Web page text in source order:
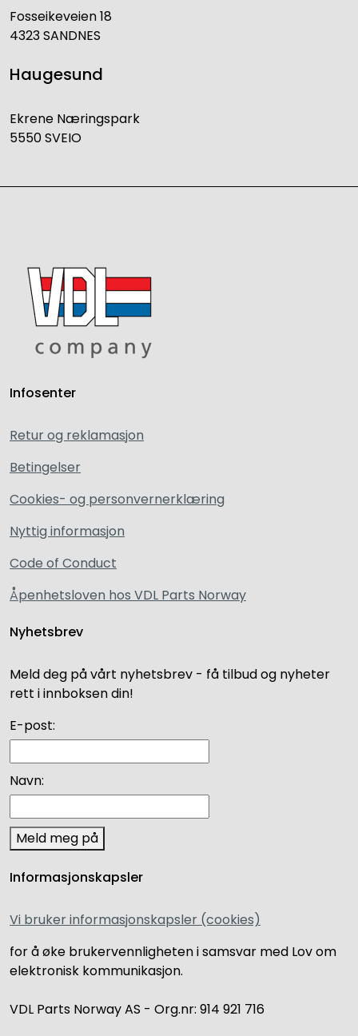
Fosseikeveien 18
4323 SANDNES
Haugesund
Ekrene Næringspark
5550 SVEIO
Infosenter
Retur og reklamasjon
Betingelser
Cookies- og personvernerklæring
Nyttig informasjon
Code of Conduct
Åpenhetsloven hos VDL Parts Norway
Nyhetsbrev
Meld deg på vårt nyhetsbrev - få tilbud og nyheter
rett i innboksen din!
E-post:
Navn:
Meld meg på
Informasjonskapsler
Vi bruker informasjonskapsler (cookies)
for å øke brukervennligheten i samsvar med Lov om
elektronisk kommunikasjon.
VDL Parts Norway AS - Org.nr: 914 921 716